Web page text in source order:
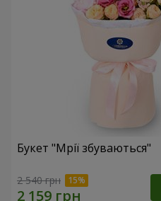
Букет "Мрії збуваються"
2 540 грн